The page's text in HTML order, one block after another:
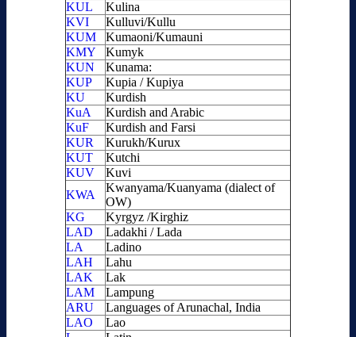
KUL
Kulina
KVI
Kulluvi/Kullu
KUM
Kumaoni/Kumauni
KMY
Kumyk
KUN
Kunama:
KUP
Kupia / Kupiya
KU
Kurdish
KuA
Kurdish and Arabic
KuF
Kurdish and Farsi
KUR
Kurukh/Kurux
KUT
Kutchi
KUV
Kuvi
KWA
Kwanyama/Kuanyama (dialect of
OW)
KG
Kyrgyz /Kirghiz
LAD
Ladakhi / Lada
LA
Ladino
LAH
Lahu
LAK
Lak
LAM
Lampung
ARU
Languages of Arunachal, India
LAO
Lao